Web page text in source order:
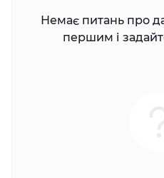
Немає питань про
першим і